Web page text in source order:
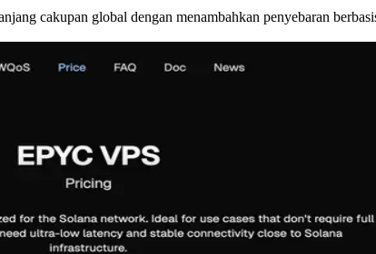
cakupan global dengan menambahkan penyebaran